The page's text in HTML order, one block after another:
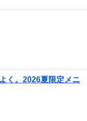
く。2026夏限定メニ